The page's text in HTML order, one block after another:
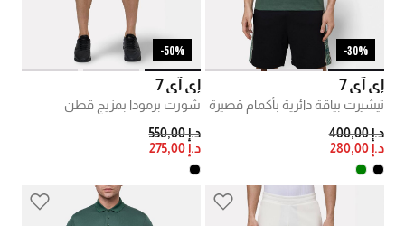
30%-
إي آي 7
تيشيرت بياقة دائرية بأكمام قصيرة
PRICE REDUCED FROM
د.إ 400,00
د.إ 280,00
50%-
إي آي 7
شورت برمودا بمزيج قطن
PRICE REDUCED FROM
د.إ 550,00
TO
د.إ 275,00